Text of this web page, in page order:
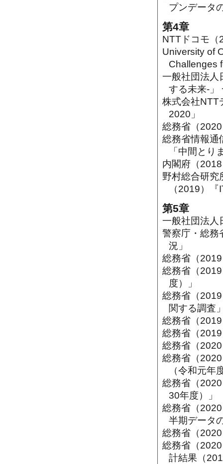
プンデータ
第4章
NTTドコモ
University of
Challenges
一般社団法人
する未来-」
株式会社NTT
2020」
総務省（
総務省情報通
「中間とり
内閣府（
野村総合研究
（2019）
第5章
一般社団法人
警察庁・総務
況」
総務省（
総務省（
度）」
総務省（
関する調査
総務省（
総務省（
総務省（
総務省（
（令和元年
総務省（
30年度）」
総務省（
半期データ
総務省（
総務省（
計結果（